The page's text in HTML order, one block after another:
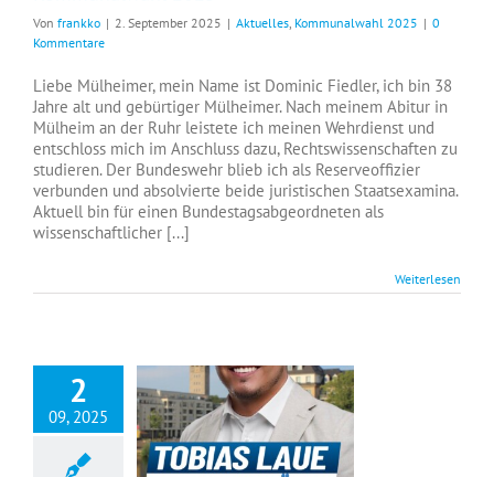
Von frankko | 2. September 2025 | Aktuelles Kommunalwahl 2025 | 0
Kommentare
Liebe Mülheimer, mein Name ist Dominic Fiedler, ich bin 38
Jahre alt und gebürtiger Mülheimer. Nach meinem Abitur in
Mülheim an der Ruhr leistete ich meinen Wehrdienst und
entschloss mich im Anschluss dazu, Rechtswissenschaften zu
studieren. Der Bundeswehr blieb ich als Reserveoffizier
verbunden und absolvierte beide juristischen Staatsexamina.
Aktuell bin für einen Bundestagsabgeordneten als
wissenschaftlicher [...]
Weiterlesen
2
09, 2025